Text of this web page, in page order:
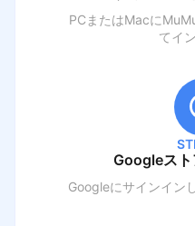
PCまたはMacに
てイ
Googleスト
Googleにサインイン